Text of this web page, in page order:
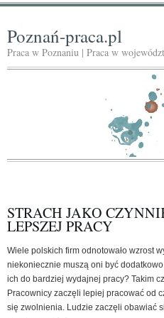
Poznań-praca.pl
Praca w Poznaniu | Praca w
STRACH JAKO
LEPSZEJ PRACY
Wiele polskich firm odnotowało wzrost
niekoniecznie muszą oni być
ich do bardziej wydajnej pracy? Takim
Pracownicy zaczęli lepiej pracować od
się zwolnienia. Ludzie zaczęli obawiać